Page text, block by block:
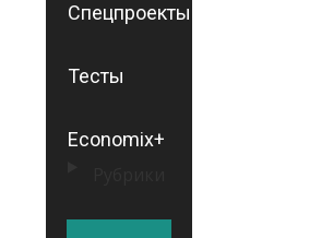
Спецпроекты
Тесты
Economix+